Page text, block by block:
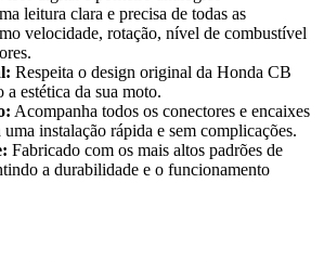
leitura clara e precisa de todas as
velocidade, rotação, nível de combustível
Respeita o design original da Honda CB
a estética da sua moto.
Acompanha todos os conectores e encaixes
uma instalação rápida e sem complicações.
Fabricado com os mais altos padrões de
a durabilidade e o funcionamento